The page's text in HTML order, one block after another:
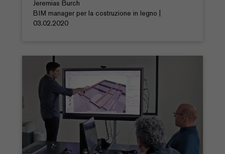
Jeremias Burch
BIM manager per la costruzione in legno |
03.02.2020